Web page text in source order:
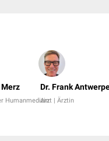
Humanmedizin
Dr. Frank
Arzt | Ärztin